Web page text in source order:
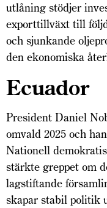
utlåning stödjer
exporttillväxt till
och sjunkande
den ekonomiska
Ecuador
President Daniel
omvald 2025 och
Nationell
stärkte greppet om
lagstiftande
skapar stabil politik